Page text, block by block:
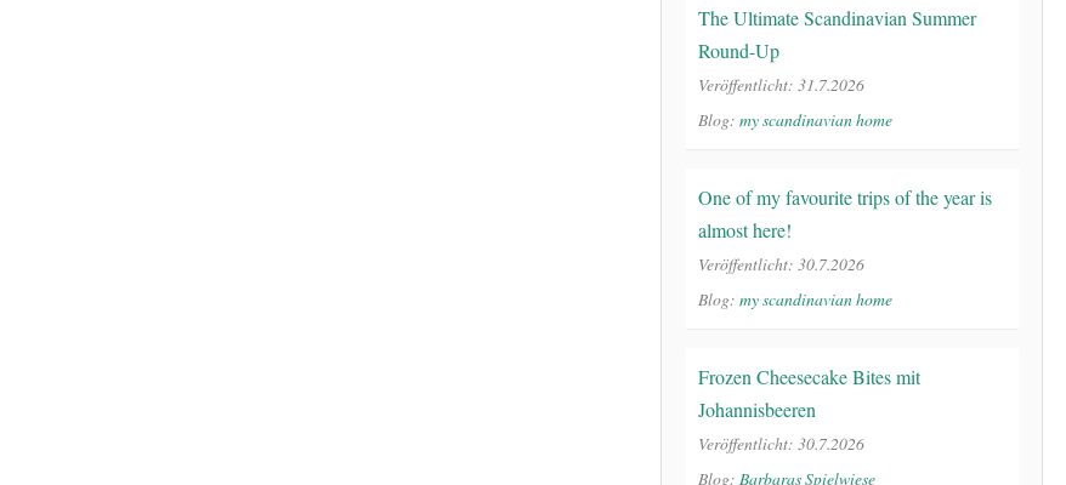
The Ultimate Scandinavian Summer
Round-Up
Veröffentlicht: 31.7.2026
Blog: my scandinavian home
One of my favourite trips of the year is
almost here!
Veröffentlicht: 30.7.2026
Blog: my scandinavian home
Frozen Cheesecake Bites mit
Johannisbeeren
Veröffentlicht: 30.7.2026
Blog: Barbaras Spielwiese